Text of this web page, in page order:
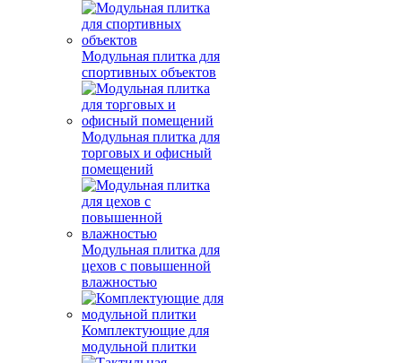
Модульная плитка для
спортивных объектов
Модульная плитка для
торговых и офисный
помещений
Модульная плитка для
цехов с повышенной
влажностью
Комплектующие для
модульной плитки